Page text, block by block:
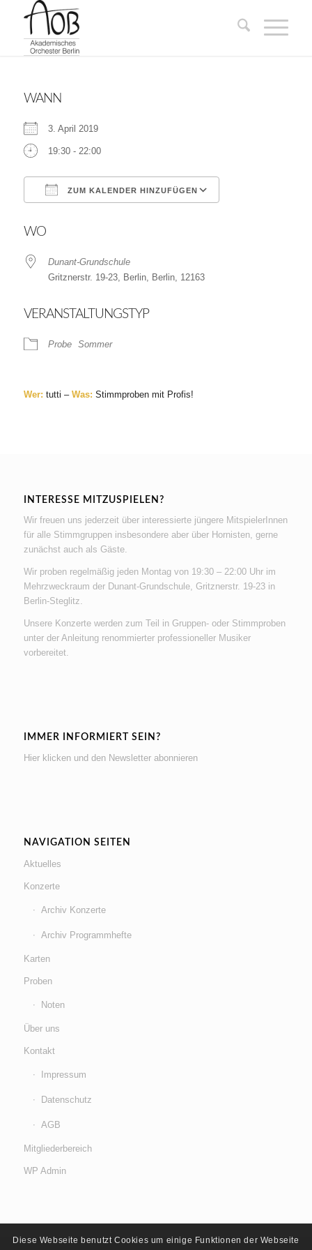
WANN
3. April 2019
19:30 - 22:00
ZUM KALENDER HINZUFÜGEN
WO
Dunant-Grundschule
Gritznerstr. 19-23, Berlin, Berlin, 12163
VERANSTALTUNGSTYP
Probe Sommer
Wer: tutti – Was: Stimmproben mit Profis!
INTERESSE MITZUSPIELEN?
Wir freuen uns jederzeit über interessierte jüngere MitspielerInnen
für alle Stimmgruppen insbesondere aber über Hornisten, gerne
zunächst auch als Gäste.
Wir proben regelmäßig jeden Montag von 19:30 – 22:00 Uhr im
Mehrzweckraum der Dunant-Grundschule, Gritznerstr. 19-23 in
Berlin-Steglitz.
Unsere Konzerte werden zum Teil in Gruppen- oder Stimmproben
unter der Anleitung renommierter professioneller Musiker
vorbereitet.
IMMER INFORMIERT SEIN?
Hier klicken und den Newsletter abonnieren
NAVIGATION SEITEN
Aktuelles
Konzerte
Archiv Konzerte
Archiv Programmhefte
Karten
Proben
Noten
Über uns
Kontakt
Impressum
Datenschutz
AGB
Mitgliederbereich
WP Admin
Diese Webseite benutzt Cookies um einige Funktionen der Webseite